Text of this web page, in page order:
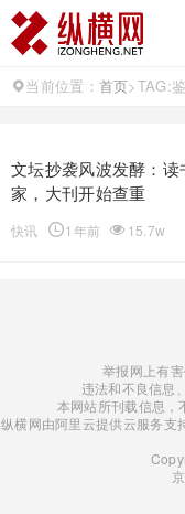
当前位置： 首页>TAG:
文坛抄袭风波发酵：
家，大刊开始查重
快讯 1年前 15.7w
举报网上有
违法和不良信息
本网站所刊载信息，
纵横网由阿里云提供云服务支